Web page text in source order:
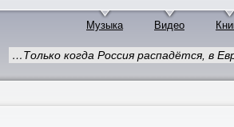
Музыка Видео
…Только когда Россия распадётся, в